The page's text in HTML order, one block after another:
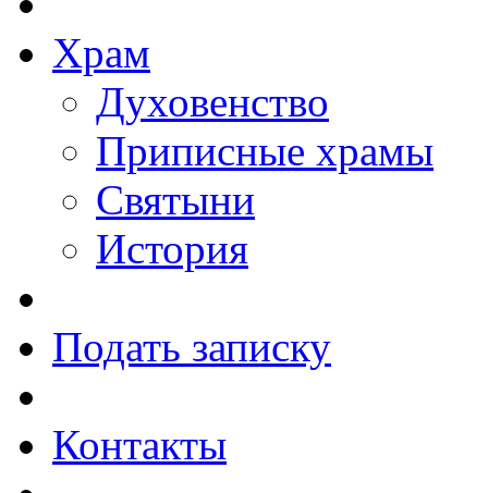
Храм
Духовенство
Приписные храмы
Святыни
История
Подать записку
Контакты